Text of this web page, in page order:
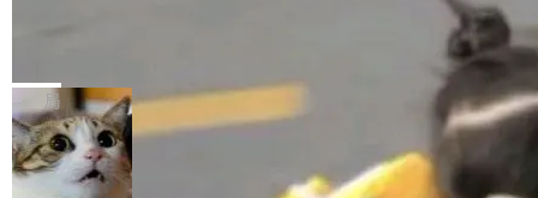
Harness 负责把能力落到真实环境中——调用工
具、读写文件、管理上下文、处理错误、完成闭
环。崔添翼招人的标...
理解、推理、生成与编辑，还仅以 8B-MoT 的轻
量大小，将能力推进到4K、更精细的真实质感、
更复杂的视觉控制和可持续迭代编辑。 相比 U
1，U1.5-Lite-Preview 在以下方向上带来了显著
nap。这次是 hwctl——一个用来检查 Ubuntu
硬件认证状态的命令行工具。 Canonical 工程师
Alan Griffiths 在邮件列表中说得很直白：「hwc
tl 是一个 Ubuntu 专有的包，它和它的依赖项都
局
Dario Amodei 担心新人来 Anthropic
只为金钱，不为使命
顶级 AI 研究员在两家公司之间来回跳，中间只